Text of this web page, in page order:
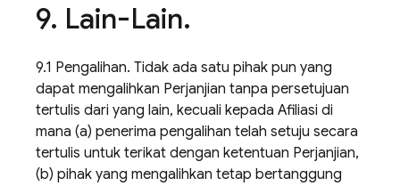
9. Lain-Lain.
9.1 Pengalihan. Tidak ada satu pihak pun yang
dapat mengalihkan Perjanjian tanpa persetujuan
tertulis dari yang lain, kecuali kepada Afiliasi di
mana (a) penerima pengalihan telah setuju secara
tertulis untuk terikat dengan ketentuan Perjanjian,
(b) pihak yang mengalihkan tetap bertanggung